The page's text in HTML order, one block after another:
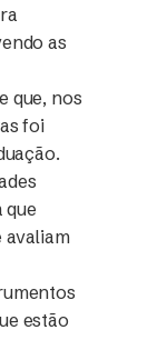
as
que, nos
foi
que
avaliam
estão